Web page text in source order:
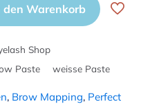
den Warenkorb
Shop
Paste weisse Paste
, Brow Mapping, Perfect